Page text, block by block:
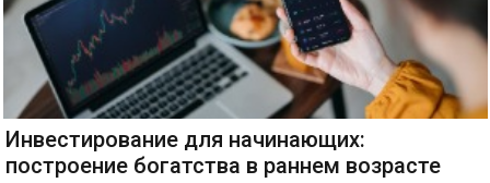
Инвестирование для начинающих:
построение богатства в раннем возрасте